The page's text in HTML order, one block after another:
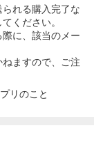
れる購入完了な
ください。
に、該当のメー
ますので、ご注
リのこと